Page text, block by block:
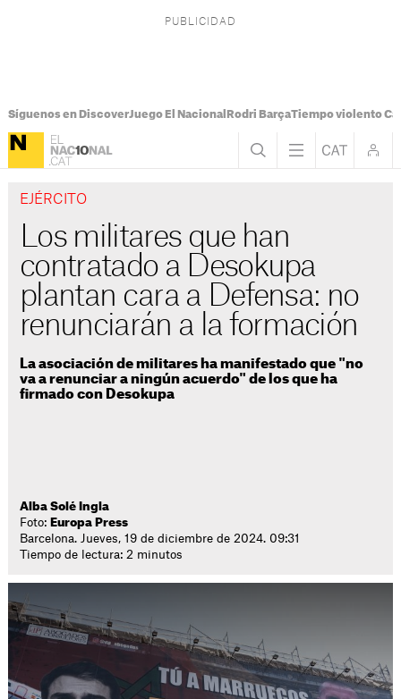
Síguenos en DiscoverJuego El Nacional Rodri BarçaTiempo violento
EJÉRCITO
Los militares que han
contratado a Desokupa
plantan cara a Defensa: no
renunciarán a la formación
La asociación de militares ha manifestado que "no
va a renunciar a ningún acuerdo" de los que ha
firmado con Desokupa
Alba Solé Ingla
Foto: Europa Press
Barcelona. Jueves, 19 de diciembre de 2024. 09:31
Tiempo de lectura: 2 minutos